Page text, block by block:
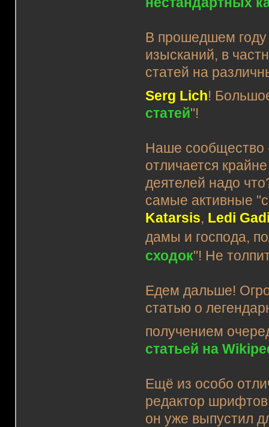
В прошедшем году
изысканий, в
статей на
Serg Lich!
статей"!
Наше сообщество
отличается
деятелей надо
самые активные
Katarsis, Ledi
дамы и господа,
сходок"! Не
Едем дальше!
статью о
получением
статьей на
Ещё из особо
редактор
он уже выпустил